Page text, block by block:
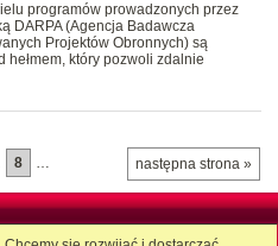
programów prowadzonych przez
DARPA (Agencja Badawcza
Projektów Obronnych) są
hełmem, który pozwoli zdalnie
następna strona »
8 …